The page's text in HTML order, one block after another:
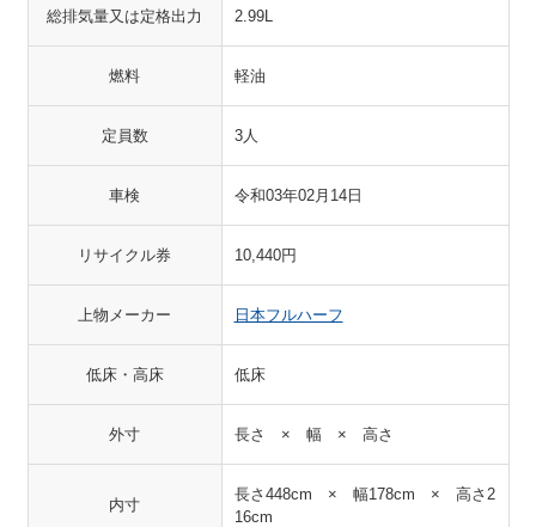
総排気量又は定格出力 2.99L
燃料 軽油
定員数 3人
車検 令和03年02月14日
リサイクル券 10,440円
上物メーカー 日本フルハーフ
低床・高床 低床
外寸 長さ × 幅 × 高さ
内寸
長さ448cm × 幅178cm × 高さ2
16cm